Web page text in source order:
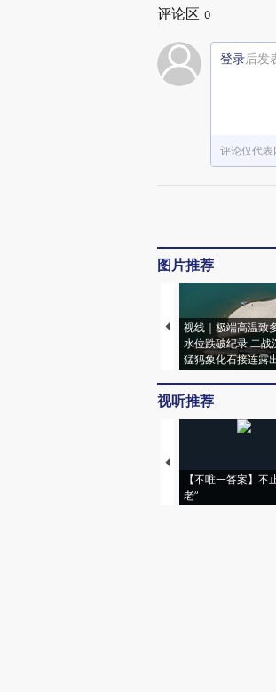
评论区 0
登录后发
评论仅代
图片推荐
视线｜极端高温致
水位跌破纪录 二战
猛犸象化石接连露
视听推荐
【不唯一答案】不
老”